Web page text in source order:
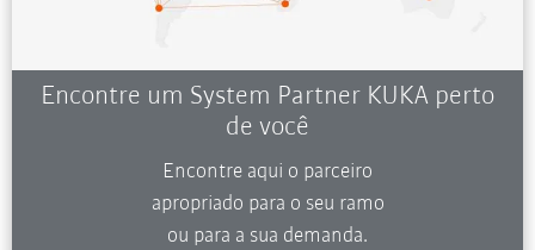
Encontre um System Partner KUKA perto
de você
Encontre aqui o parceiro
apropriado para o seu ramo
ou para a sua demanda.